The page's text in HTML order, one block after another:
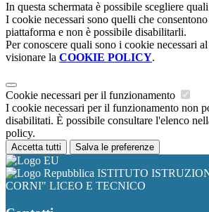
In questa schermata è possibile scegliere
I cookie necessari sono quelli che
piattaforma e non è possibile disabilitarli.
Per conoscere quali sono i cookie necessari
visionare la COOKIE POLICY.
Cookie necessari per il funzionamento
I cookie necessari per il funzionamento non
disabilitati. È possibile consultare l'elenco
policy.
Accetta tutti Salva le preferenze
ISTITUTO
CORNI" LICEO E TECNICO